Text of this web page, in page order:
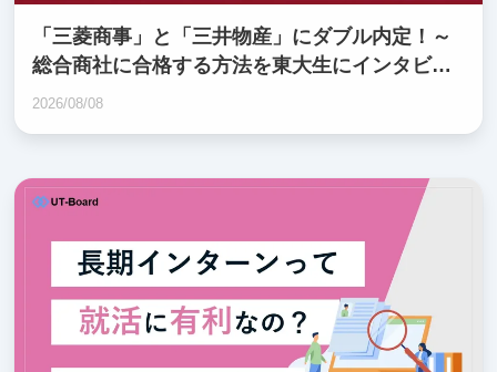
「三菱商事」と「三井物産」にダブル内定！～
総合商社に合格する方法を東大生にインタビュ
ー ～
2026/08/08